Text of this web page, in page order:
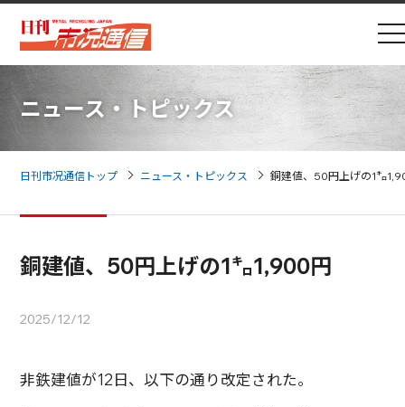
ニュース・トピックス
日刊市况通信トップ ニュース・トピックス 銅建値、50円上げの1㌔
銅建値、50円上げの1㌔1,900円
2025/12/12
非鉄建値が12日、以下の通り改定された。